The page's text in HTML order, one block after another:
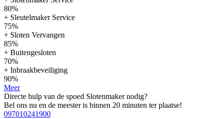
80%
+ Sleutelmaker Service
75%
+ Sloten Vervangen
85%
+ Buitengesloten
70%
+ Inbraakbeveiliging
90%
Meer
Directe hulp van de spoed Slotenmaker nodig?
Bel ons nu en de meester is binnen 20 minuten ter plaatse!
097010241900